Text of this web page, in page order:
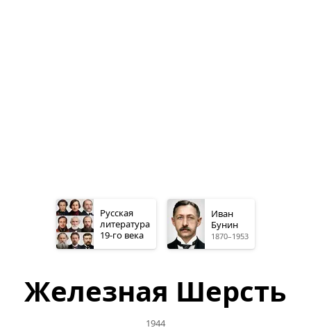
Русская
литература
19-го века
Иван
Бунин
1870–1953
Железная Шерсть
1944